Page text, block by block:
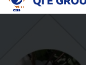
content